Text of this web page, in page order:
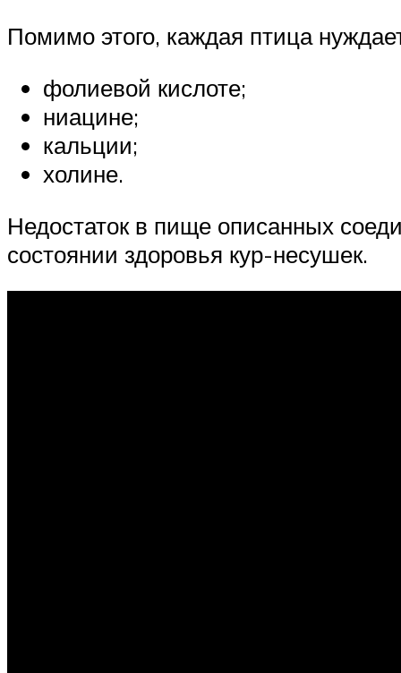
Помимо этого, каждая птица
фолиевой кислоте;
ниацине;
кальции;
холине.
Недостаток в пище описанных
состоянии здоровья кур-несушек.